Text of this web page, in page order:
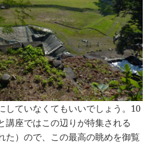
していなくてもいいでしょう。10
講座ではこの辺りが特集される
た）ので、この最高の眺めを御覧